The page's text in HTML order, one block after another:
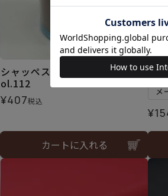
シャッペスパン ミシン糸 60番 c
ol.112
¥407税込
カートに入れる
生
メ
¥